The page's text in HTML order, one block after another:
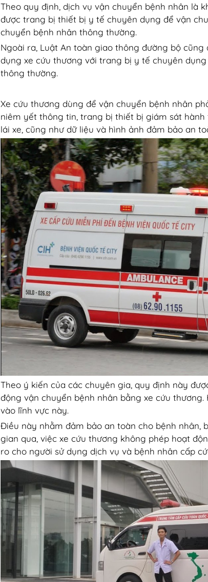
Theo quy định, dịch vụ vận chuyển bệnh nhân là
được trang bị thiết bị y tế chuyên dụng để vận
chuyển bệnh nhân thông thường.
Ngoài ra, Luật An toàn giao thông đường bộ
dụng xe cứu thương với trang bị y tế chuyên
thông thường.
Xe cứu thương dùng để vận chuyển bệnh nhân
niêm yết thông tin, trang bị thiết bị giám sát
lái xe, cũng như dữ liệu và hình ảnh đảm bảo an
Theo ý kiến của các chuyên gia, quy định này
động vận chuyển bệnh nhân bằng xe cứu
vào lĩnh vực này.
Điều này nhằm đảm bảo an toàn cho bệnh
gian qua, việc xe cứu thương không phép hoạt
ro cho người sử dụng dịch vụ và bệnh nhân cấp